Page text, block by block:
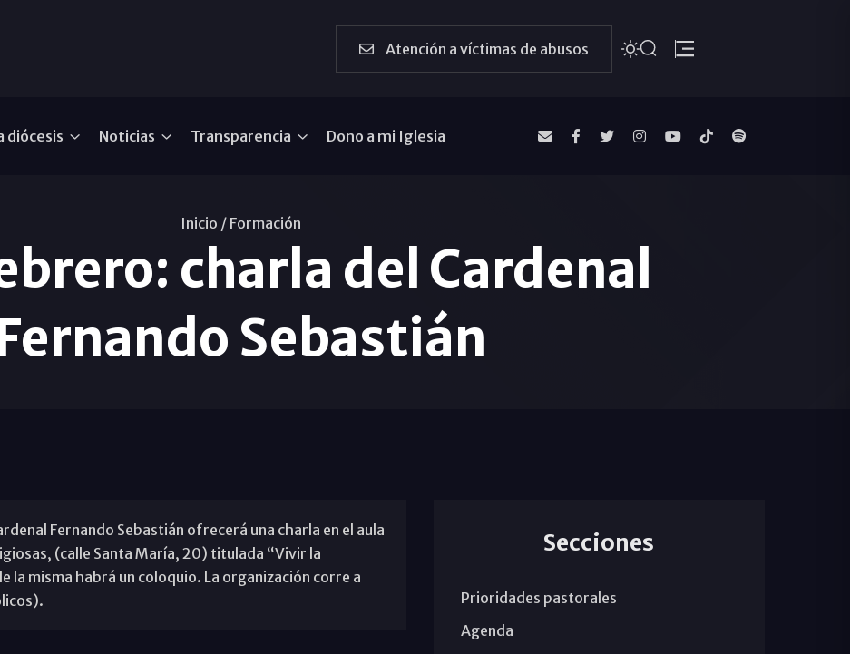
Atención a víctimas de abusos
diócesis Noticias Transparencia Dono a mi Iglesia
Inicio / Formación
charla del Cardenal
Sebastián
Fernando Sebastián ofrecerá una charla en el aula
(calle Santa María, 20) titulada “Vivir la
la misma habrá un coloquio. La organización corre a
Secciones
Prioridades pastorales
Agenda